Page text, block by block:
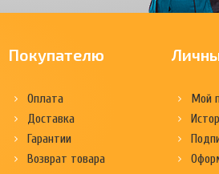
Покупателю
Оплата
Доставка
Гарантии
Возврат товара
Мой